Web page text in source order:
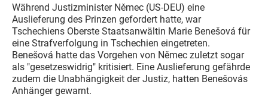
Während Justizminister Němec (US-DEU) eine
Auslieferung des Prinzen gefordert hatte, war
Tschechiens Oberste Staatsanwältin Marie Benešová für
eine Strafverfolgung in Tschechien eingetreten.
Benešová hatte das Vorgehen von Němec zuletzt sogar
als "gesetzeswidrig" kritisiert. Eine Auslieferung gefährde
zudem die Unabhängigkeit der Justiz, hatten Benešovás
Anhänger gewarnt.